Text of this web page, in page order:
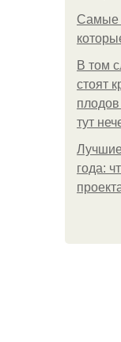
Самые
В том
стоят
тут
года: